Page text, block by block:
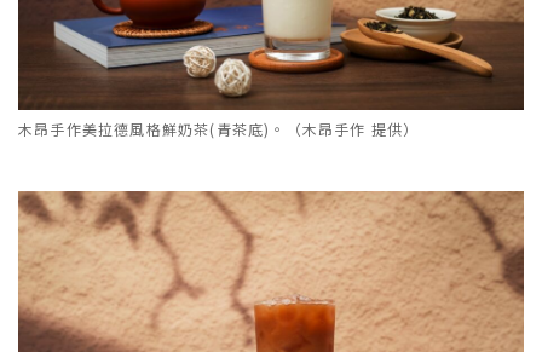
木昂手作美拉德風格鮮奶茶(青茶底)。（木昂手作 提供）